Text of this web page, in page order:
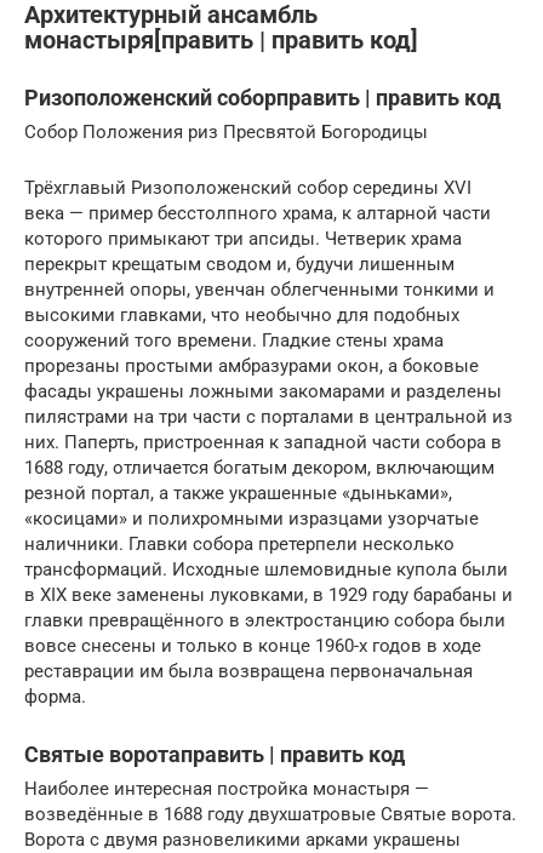
Архитектурный ансамбль
монастыря[править | править код]
Ризоположенский соборправить | править код
Собор Положения риз Пресвятой Богородицы
Трёхглавый Ризоположенский собор середины XVI
века — пример бесстолпного храма, к алтарной части
которого примыкают три апсиды. Четверик храма
перекрыт крещатым сводом и, будучи лишенным
внутренней опоры, увенчан облегченными тонкими и
высокими главками, что необычно для подобных
сооружений того времени. Гладкие стены храма
прорезаны простыми амбразурами окон, а боковые
фасады украшены ложными закомарами и разделены
пилястрами на три части с порталами в центральной из
них. Паперть, пристроенная к западной части собора в
1688 году, отличается богатым декором, включающим
резной портал, а также украшенные «дыньками»,
«косицами» и полихромными изразцами узорчатые
наличники. Главки собора претерпели несколько
трансформаций. Исходные шлемовидные купола были
в XIX веке заменены луковками, в 1929 году барабаны и
главки превращённого в электростанцию собора были
вовсе снесены и только в конце 1960-х годов в ходе
реставрации им была возвращена первоначальная
форма.
Святые воротаправить | править код
Наиболее интересная постройка монастыря —
возведённые в 1688 году двухшатровые Святые ворота.
Ворота с двумя разновеликими арками украшены